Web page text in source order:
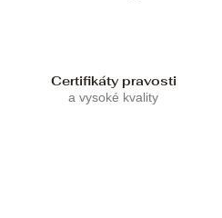
Certifikáty pravosti
a vysoké kvality